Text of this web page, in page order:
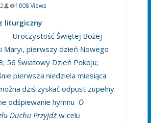
1008 Views
liturgiczny
Uroczystość Świętej Bożej
Maryi, pierwszy dzień Nowego
56 Światowy Dzień Pokoju;
pierwsza niedziela miesiąca
dziś zyskać odpust zupełny
odśpiewanie hymnu O
Duchu Przyjdźw celu